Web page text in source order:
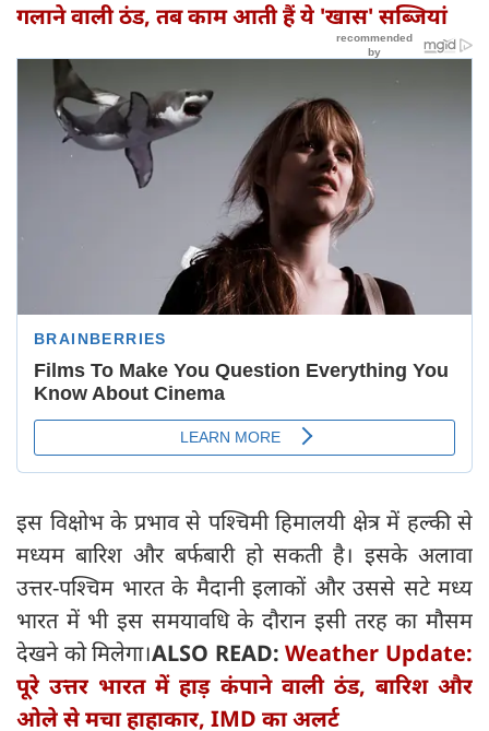
गलाने वाली ठंड, तब काम आती हैं ये 'खास' सब्जियां
इस विक्षोभ के प्रभाव से पश्चिमी हिमालयी क्षेत्र में हल्की से
मध्यम बारिश और बर्फबारी हो सकती है। इसके अलावा
उत्तर-पश्चिम भारत के मैदानी इलाकों और उससे सटे मध्य
भारत में भी इस समयावधि के दौरान इसी तरह का मौसम
देखने को मिलेगा।ALSO READ:Weather Update:
पूरे उत्तर भारत में हाड़ कंपाने वाली ठंड, बारिश और
ओले से मचा हाहाकार, IMD का अलर्ट